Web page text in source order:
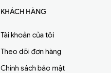
KHÁCH HÀNG
Tài khoản của tôi
Theo dõi đơn hàng
Chính sách bảo mật